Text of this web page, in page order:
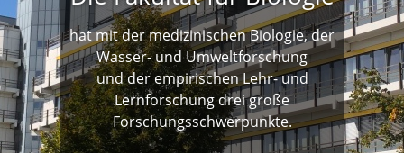
hat mit der medizinischen Biologie, der
Wasser- und Umweltforschung
und der empirischen Lehr- und
Lernforschung drei große
Forschungsschwerpunkte.